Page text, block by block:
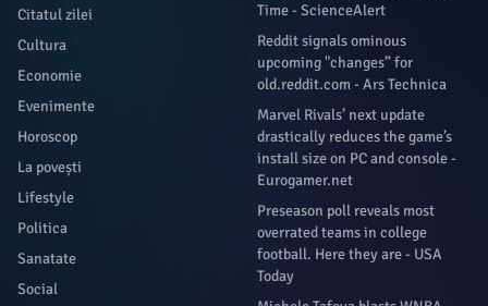
Citatul zilei
Cultura
Economie
Evenimente
Horoscop
La povești
Lifestyle
Politica
Sanatate
Social
Time - ScienceAlert
Reddit signals ominous
upcoming "changes” for
old.reddit.com - Ars Technica
Marvel Rivals’ next update
drastically reduces the game’s
install size on PC and console -
Eurogamer.net
Preseason poll reveals most
overrated teams in college
football. Here they are - USA
Today